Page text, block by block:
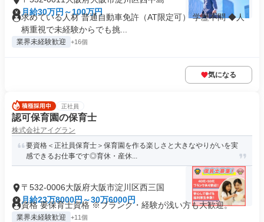
月給30万円～100万円
求めている人材 普通自動車免許（AT限定可） 学歴不問 ◆人
柄重視で未経験からでも挑...
業界未経験歓迎 +16個
気になる
正社員
認可保育園の保育士
株式会社アイグラン
要資格＜正社員保育士＞保育園を作る楽しさと大きなやりがいを実
感できるお仕事です◎育休・産休...
〒532-0006大阪府大阪市淀川区西三国
月給23万8000円～30万6000円
資格 要保育士資格 ※ブランク・経験が浅い方も大歓迎。
業界未経験歓迎 +11個